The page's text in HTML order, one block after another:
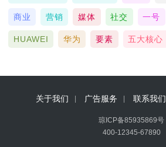
商业 营销 媒体 社交 一号
HUAWEI 华为 要素 五大核心
关于我们 广告服务 联系我们
琼ICP备85935869号
400-12345-67890